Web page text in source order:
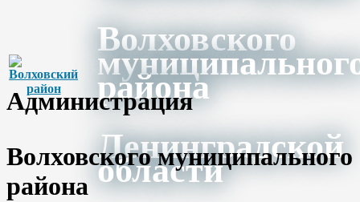
Волховского
района
Ленинградской
области
Администрация
Волховского муниципального
района